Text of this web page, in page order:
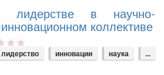
в научно-
коллективе
лидерство инновации наука ...